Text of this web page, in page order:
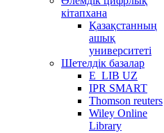
кітапхана
Қазақстанның
ашық
университеті
Шетелдік базалар
E_LIB UZ
IPR SMART
Thomson reuters
Wiley Online
Library